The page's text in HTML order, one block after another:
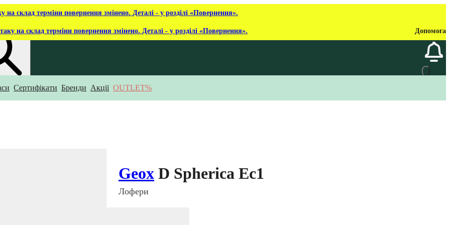
на склад терміни повернення змінено. Деталі - у розділі «Повернення».
на склад терміни повернення змінено. Деталі - у розділі «Повернення». Допомога
Сертифікати Бренди Акції OUTLET%
Geox D Spherica Ec1
Лофери